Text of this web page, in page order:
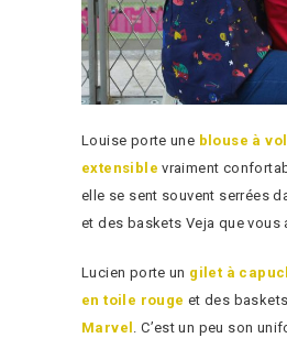
Louise porte une blouse à
extensible vraiment
elle se sent souvent serrées
et des baskets Veja que vous
Lucien porte un gilet à
en toile rouge et des baskets
Marvel
. C’est un peu son